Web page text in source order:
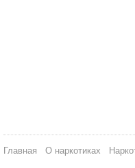
Главная О наркотиках